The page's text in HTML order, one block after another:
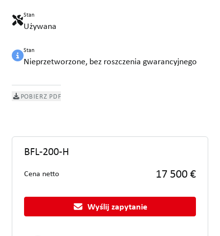
Stan
Używana
Stan
Nieprzetworzone, bez roszczenia gwarancyjnego
POBIERZ PDF
BFL-200-H
Cena netto 17 500 €
Wyślij zapytanie